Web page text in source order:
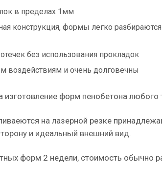
в пределах 1мм
конструкция, формы легко
без использования прокладок
и очень долговечны
форм пенобетона любого
на лазерной резке
и идеальный внешний вид.
форм 2 недели, стоимость обычно